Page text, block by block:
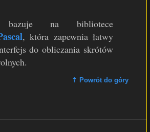
bazuje na bibliotece
, która zapewnia łatwy
do obliczania skrótów
⇡ Powrót do góry